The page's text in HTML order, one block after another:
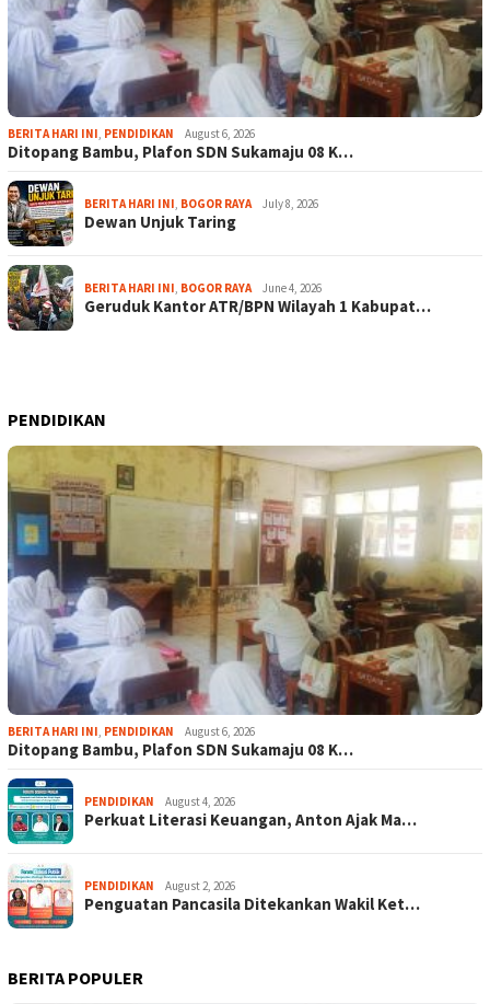
BERITA HARI INI, PENDIDIKAN August 6, 2026
Ditopang Bambu, Plafon SDN Sukamaju 08 K…
BERITA HARI INI, BOGOR RAYA July 8, 2026
Dewan Unjuk Taring
BERITA HARI INI, BOGOR RAYA June 4, 2026
Geruduk Kantor ATR/BPN Wilayah 1 Kabupat…
PENDIDIKAN
BERITA HARI INI, PENDIDIKAN August 6, 2026
Ditopang Bambu, Plafon SDN Sukamaju 08 K…
PENDIDIKAN August 4, 2026
Perkuat Literasi Keuangan, Anton Ajak Ma…
PENDIDIKAN August 2, 2026
Penguatan Pancasila Ditekankan Wakil Ket…
BERITA POPULER